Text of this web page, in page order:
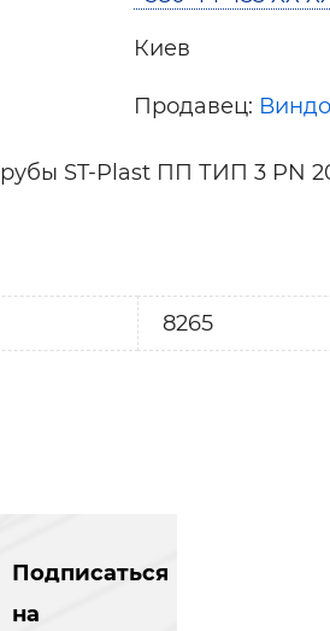
Киев
Продавец:
ST-Plast ПП ТИП 3 PN
8265
Подписаться
на